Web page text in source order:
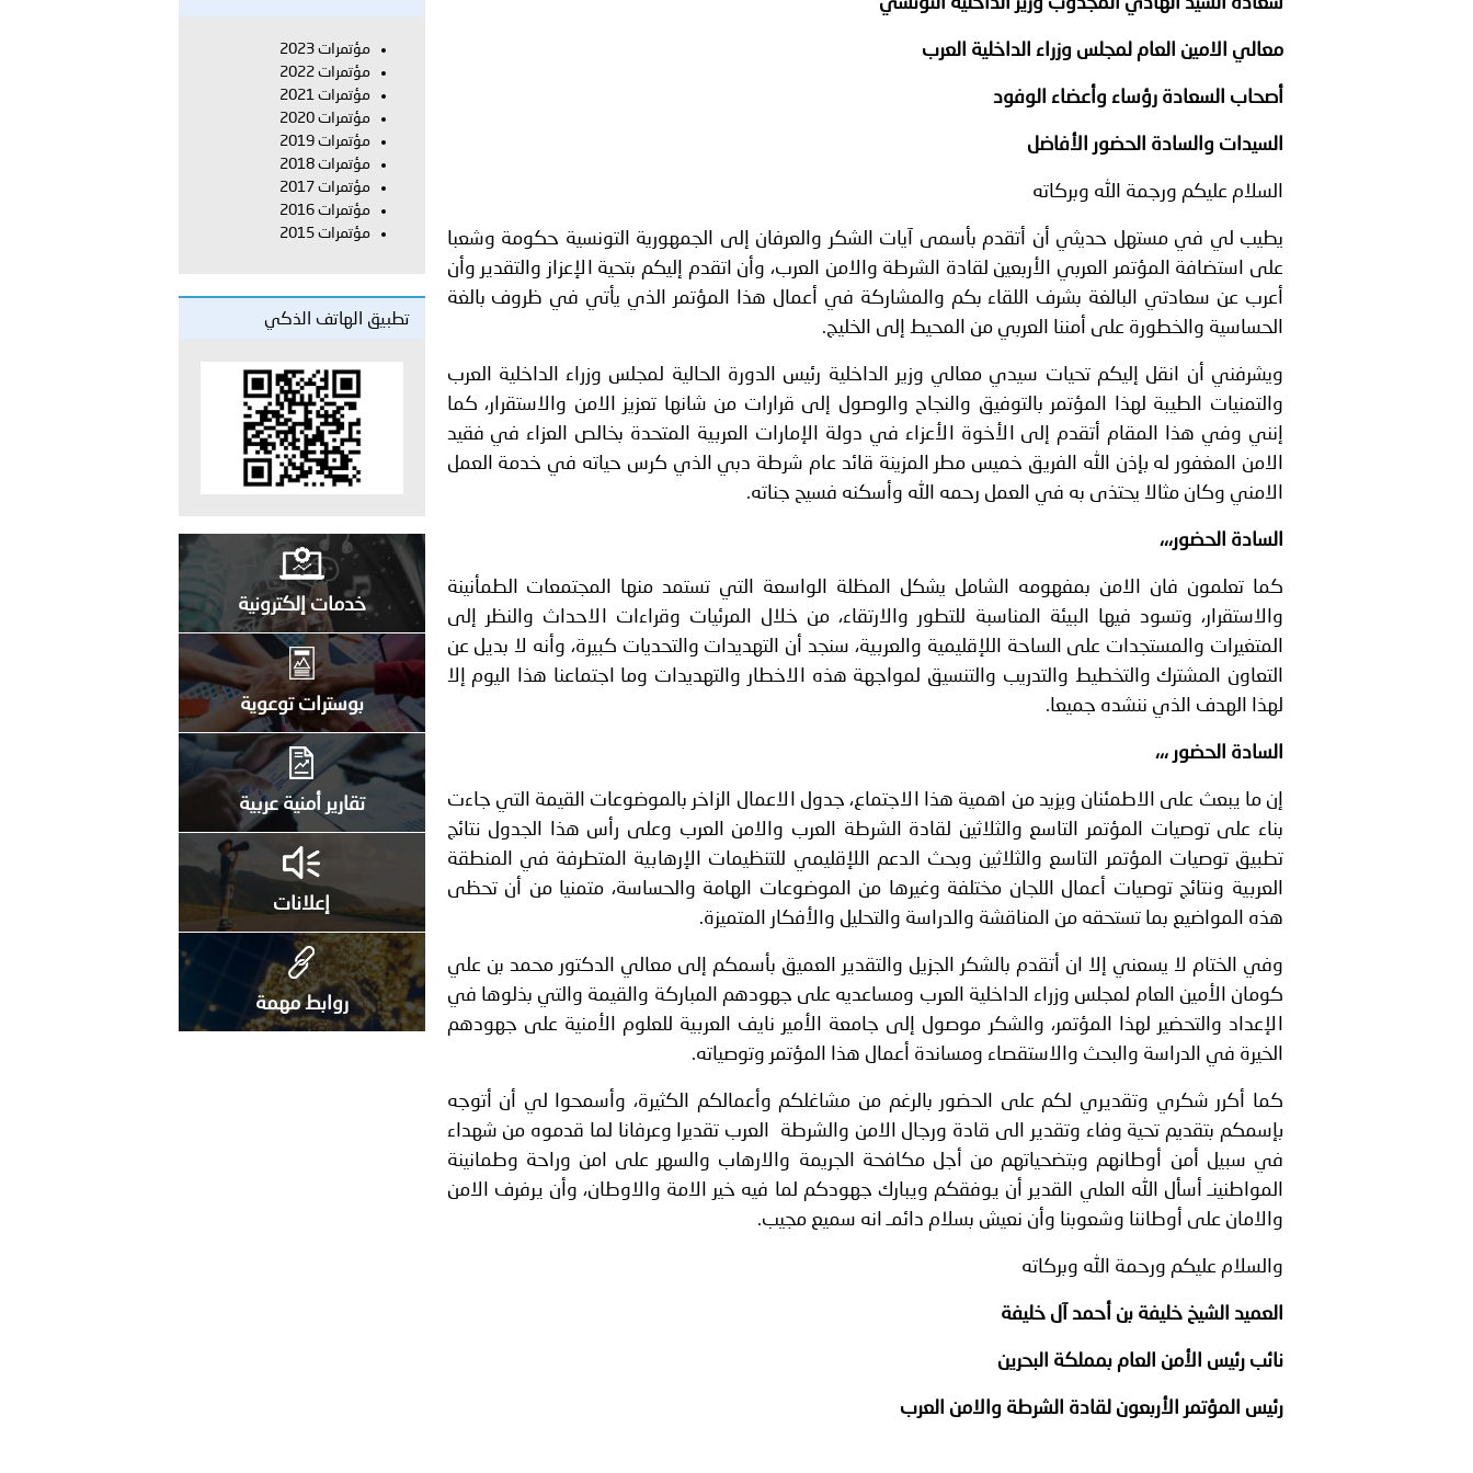
الشرطية بدول مجلس التعاون لدول الخليج العربية..
بيان صادر عن الأمانة العامة لمجلس وزراء الداخلية العرب بمناسبة اختتام المؤتمر العربي الثاني عشر للمسؤولين عن الأمن السياحي 2026.
معالي الامين العام لمجلس وزراء الداخلية العرب
أصحاب السعادة رؤساء وأعضاء الوفود
السيدات والسادة الحضور الأفاضل
السلام عليكم ورجمة الله وبركاته
يطيب لي في مستهل حديثي أن أتقدم بأسمى آيات الشكر والعرفان إلى الجمهورية التونسية حكومة وشعبا
على استضافة المؤتمر العربي الأربعين لقادة الشرطة والامن العرب، وأن اتقدم إليكم بتحية الإعزاز والتقدير وأن
أعرب عن سعادتي البالغة بشرف اللقاء بكم والمشاركة في أعمال هذا المؤتمر الذي يأتي في ظروف بالغة
الحساسية والخطورة على أمننا العربي من المحيط إلى الخليج.
ويشرفني أن انقل إليكم تحيات سيدي معالي وزير الداخلية رئيس الدورة الحالية لمجلس وزراء الداخلية العرب
والتمنيات الطيبة لهذا المؤتمر بالتوفيق والنجاح والوصول إلى قرارات من شانها تعزيز الامن والاستقرار، كما
إنني وفي هذا المقام أتقدم إلى الأخوة الأعزاء في دولة الإمارات العربية المتحدة بخالص العزاء في فقيد
الامن المغفور له بإذن الله الفريق خميس مطر المزينة قائد عام شرطة دبي الذي كرس حياته في خدمة العمل
الامني وكان مثالا يحتذى به في العمل رحمه الله وأسكنه فسيح جناته.
السادة الحضور،،،
كما تعلمون فان الامن بمفهومه الشامل يشكل المظلة الواسعة التي تستمد منها المجتمعات الطمأنينة
والاستقرار، وتسود فيها البيئة المناسبة للتطور والارتقاء، من خلال المرئيات وقراءات الاحداث والنظر إلى
المتغيرات والمستجدات على الساحة اللإقليمية والعربية، سنجد أن التهديدات والتحديات كبيرة، وأنه لا بديل عن
التعاون المشترك والتخطيط والتدريب والتنسيق لمواجهة هذه الاخطار والتهديدات وما اجتماعنا هذا اليوم إلا
لهذا الهدف الذي ننشده جميعا.
السادة الحضور ،،،
إن ما يبعث على الاطمئنان ويزيد من اهمية هذا الاجتماع، جدول الاعمال الزاخر بالموضوعات القيمة التي جاءت
بناء على توصيات المؤتمر التاسع والثلاثين لقادة الشرطة العرب والامن العرب وعلى رأس هذا الجدول نتائج
تطبيق توصيات المؤتمر التاسع والثلاثين وبحث الدعم اللإقليمي للتنظيمات الإرهابية المتطرفة في المنطقة
العربية ونتائج توصيات أعمال اللجان مختلفة وغيرها من الموضوعات الهامة والحساسة، متمنيا من أن تحظى
هذه المواضيع بما تستحقه من المناقشة والدراسة والتحليل والأفكار المتميزة.
وفي الختام لا يسعني إلا ان أتقدم بالشكر الجزيل والتقدير العميق بأسمكم إلى معالي الدكتور محمد بن علي
كومان الأمين العام لمجلس وزراء الداخلية العرب ومساعديه على جهودهم المباركة والقيمة والتي بذلوها في
الإعداد والتحضير لهذا المؤتمر، والشكر موصول إلى جامعة الأمير نايف العربية للعلوم الأمنية على جهودهم
الخيرة في الدراسة والبحث والاستقصاء ومساندة أعمال هذا المؤتمر وتوصياته.
كما أكرر شكري وتقديري لكم على الحضور بالرغم من مشاغلكم وأعمالكم الكثيرة، وأسمحوا لي أن أتوجه
بإسمكم بتقديم تحية وفاء وتقدير الى قادة ورجال الامن والشرطة العرب تقديرا وعرفانا لما قدموه من شهداء
في سبيل أمن أوطانهم وبتضحياتهم من أجل مكافحة الجريمة والارهاب والسهر على امن وراحة وطمانينة
المواطنينـ أسأل الله العلي القدير أن يوفقكم ويبارك جهودكم لما فيه خير الامة والاوطان، وأن يرفرف الامن
والامان على أوطاننا وشعوبنا وأن نعيش بسلام دائمـ انه سميع مجيب.
والسلام عليكم ورحمة الله وبركاته
العميد الشيخ خليفة بن أحمد آل خليفة
نائب رئيس الأمن العام بمملكة البحرين
رئيس المؤتمر الأربعون لقادة الشرطة والامن العرب
مؤتمرات 2023
مؤتمرات 2022
مؤتمرات 2021
مؤتمرات 2020
مؤتمرات 2019
مؤتمرات 2018
مؤتمرات 2017
مؤتمرات 2016
مؤتمرات 2015
تطبيق الهاتف الذكي
خدمات إلكترونية
بوسترات توعوية
تقارير أمنية عربية
إعلانات
روابط مهمة